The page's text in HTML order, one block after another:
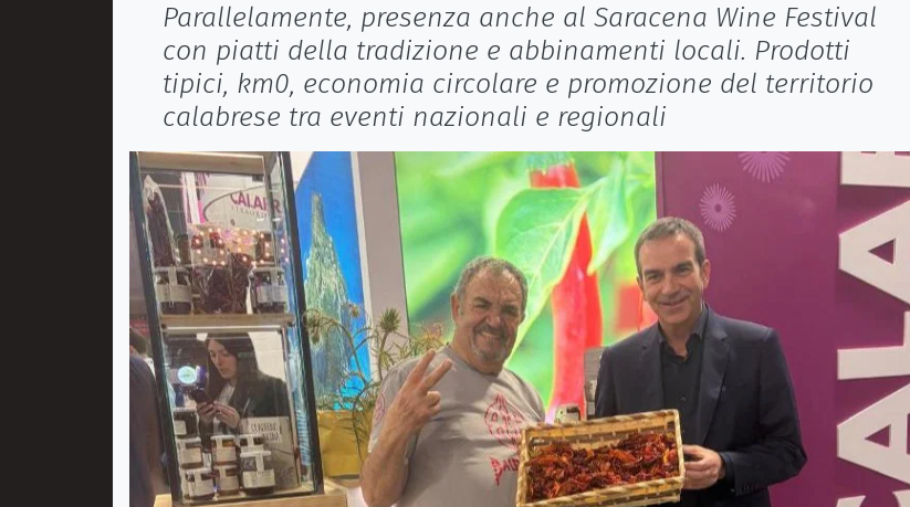
Parallelamente, presenza anche al Saracena Wine Festival
con piatti della tradizione e abbinamenti locali. Prodotti
tipici, km0, economia circolare e promozione del territorio
calabrese tra eventi nazionali e regionali